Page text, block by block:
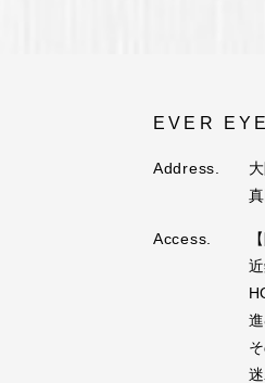
EVER
Address.
Access.